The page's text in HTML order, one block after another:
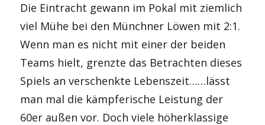
Die Eintracht gewann im Pokal mit ziemlich
viel Mühe bei den Münchner Löwen mit 2:1.
Wenn man es nicht mit einer der beiden
Teams hielt, grenzte das Betrachten dieses
Spiels an verschenkte Lebenszeit……lässt
man mal die kämpferische Leistung der
60er außen vor. Doch viele höherklassige